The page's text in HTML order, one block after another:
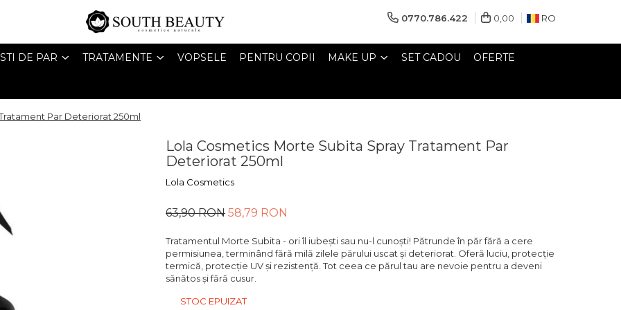
0770.786.422 0,00 RO
DE PAR TRATAMENTE VOPSELE PENTRU COPII MAKE UP SET CADOU OFERTE
Par Deteriorat 250ml
Lola Cosmetics Morte Subita Spray Tratament Par
Deteriorat 250ml
Lola Cosmetics
63,90 RON 58,79 RON
Tratamentul Morte Subita - ori îl iubești sau nu-l cunoști! Pătrunde în păr fără a cere
permisiunea, terminând fără milă zilele părului uscat și deteriorat. Oferă luciu, protecție
termică, protecție UV și rezistență. Tot ceea ce părul tau are nevoie pentru a deveni
sănătos și fără cusur.
STOC EPUIZAT